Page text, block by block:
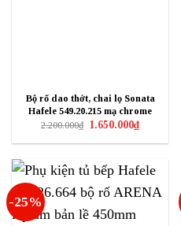
Bộ rổ dao thớt, chai lọ Sonata
Hafele 549.20.215 mạ chrome
2.200.000₫ Giá
là:
1.650.000₫Giá
hiện
tại
-25%